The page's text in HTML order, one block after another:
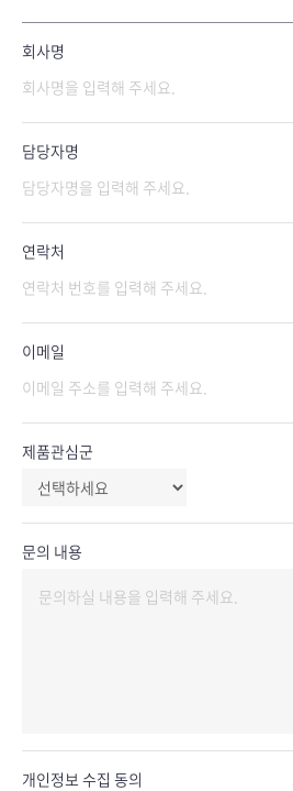
회사명
담당자명
연락처
이메일
제품관심군
문의 내용
개인정보 수집 동의